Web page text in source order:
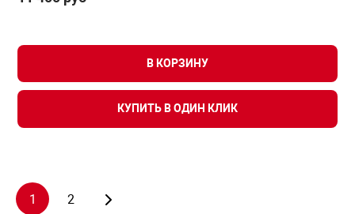
В КОРЗИНУ
КУПИТЬ В ОДИН КЛИК
1 2